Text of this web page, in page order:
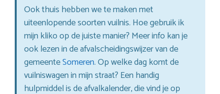
Ook thuis hebben we te maken met
uiteenlopende soorten vuilnis. Hoe gebruik ik
mijn kliko op de juiste manier? Meer info kan je
ook lezen in de afvalscheidingswijzer van de
gemeenteSomeren. Op welke dag komt de
vuilniswagen in mijn straat? Een handig
hulpmiddel is de afvalkalender, die vind je op